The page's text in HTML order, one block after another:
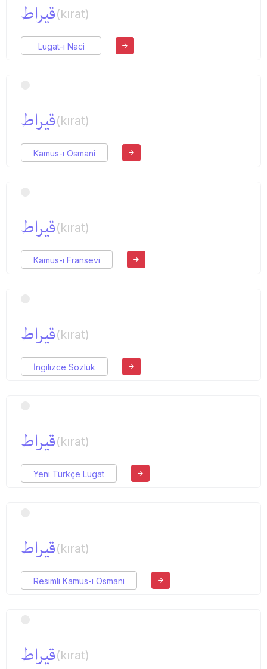
قیراط(kırat)
Lugat-ı Naci
قیراط(kırat)
Kamus-ı Osmani
قیراط(kırat)
Kamus-ı Fransevi
قیراط(kırat)
İngilizce Sözlük
قیراط(kırat)
Yeni Türkçe Lugat
قیراط(kırat)
Resimli Kamus-ı Osmani
قیراط(kırat)